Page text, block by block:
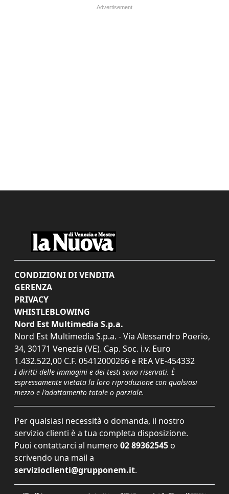
CONDIZIONI DI VENDITA
GERENZA
PRIVACY
WHISTLEBLOWING
Nord Est Multimedia S.p.a.
Nord Est Multimedia S.p.a. - Via Alessandro Poerio,
34, 30171 Venezia (VE). Cap. Soc. i.v. Euro
1.432.522,00 C.F. 05412000266 e REA VE-454332
I diritti delle immagini e dei testi sono riservati. È
espressamente vietata la loro riproduzione con qualsiasi
mezzo e l'adattamento totale o parziale.
Per qualsiasi necessità o domanda, il nostro
servizio clienti è a tua completa disposizione.
Puoi contattarci al numero 02 89362545 o
scrivendo una mail a
servizioclienti@grupponem.it.